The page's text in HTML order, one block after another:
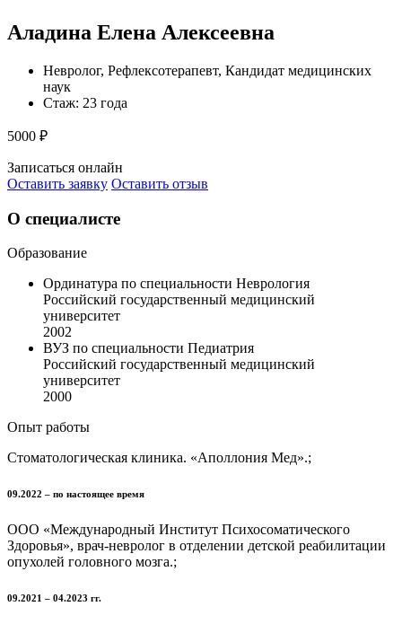
Аладина Елена Алексеевна
Невролог, Рефлексотерапевт, Кандидат медицинских
наук
Стаж: 23 года
5000 ₽
Записаться онлайн
Оставить заявку Оставить отзыв
О специалисте
Образование
Ординатура по специальности Неврология
Российский государственный медицинский
университет
2002
ВУЗ по специальности Педиатрия
Российский государственный медицинский
университет
2000
Опыт работы
Стоматологическая клиника. «Аполлония Мед».;
09.2022 – по настоящее время
ООО «Международный Институт Психосоматического
Здоровья», врач-невролог в отделении детской реабилитации
опухолей головного мозга.;
09.2021 – 04.2023 гг.